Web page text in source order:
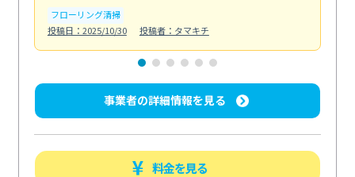
フローリング清掃
投稿日：2025/10/30
投稿者：タマキチ
事業者の詳細情報を見る
料金を見る